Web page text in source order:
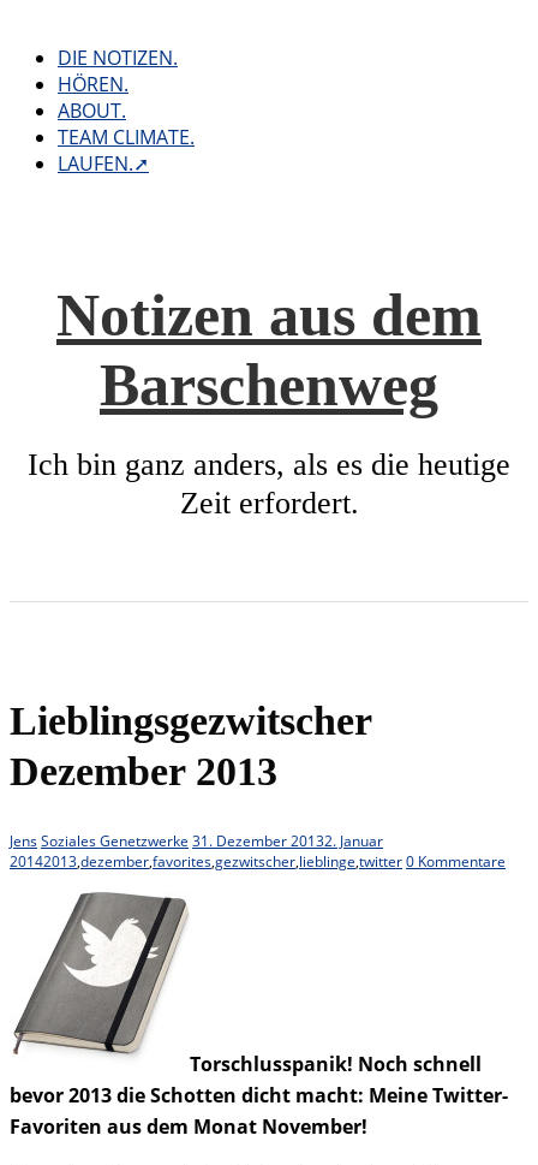
contentDIE NOTIZEN.
HÖREN.
ABOUT.
TEAM CLIMATE.
LAUFEN.➚
Notizen aus dem
Barschenweg
Ich bin ganz anders, als es die heutige
Zeit erfordert.
Lieblingsgezwitscher
Dezember 2013
JensSoziales Genetzwerke 31. Dezember 20132. Januar
20142013,dezember,favorites,gezwitscher,lieblinge,twitter0 Kommentare
Torschlusspanik! Noch schnell
bevor 2013 die Schotten dicht macht: Meine Twitter-
Favoriten aus dem Monat November!